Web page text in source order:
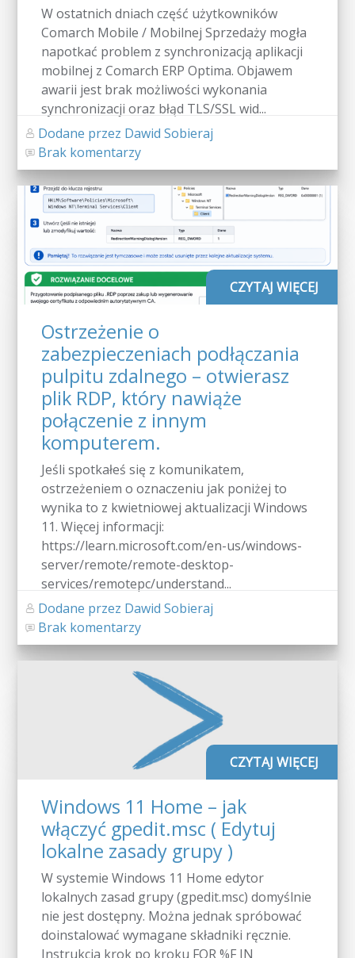
W ostatnich dniach część użytkowników
Comarch Mobile / Mobilnej Sprzedaży mogła
napotkać problem z synchronizacją aplikacji
mobilnej z Comarch ERP Optima. Objawem
awarii jest brak możliwości wykonania
synchronizacji oraz błąd TLS/SSL wid...
Dodane przez Dawid Sobieraj
Brak komentarzy
CZYTAJ WIĘCEJ
Ostrzeżenie o
zabezpieczeniach podłączania
pulpitu zdalnego – otwierasz
plik RDP, który nawiąże
połączenie z innym
komputerem.
Jeśli spotkałeś się z komunikatem,
ostrzeżeniem o oznaczeniu jak poniżej to
wynika to z kwietniowej aktualizacji Windows
11. Więcej informacji:
https://learn.microsoft.com/en-us/windows-
server/remote/remote-desktop-
services/remotepc/understand...
Dodane przez Dawid Sobieraj
Brak komentarzy
CZYTAJ WIĘCEJ
Windows 11 Home – jak
włączyć gpedit.msc ( Edytuj
lokalne zasady grupy )
W systemie Windows 11 Home edytor
lokalnych zasad grupy (gpedit.msc) domyślnie
nie jest dostępny. Można jednak spróbować
doinstalować wymagane składniki ręcznie.
Instrukcja krok po kroku FOR %F IN